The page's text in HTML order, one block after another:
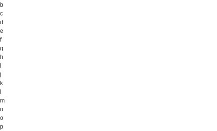
b
c
d
e
f
g
h
i
j
k
m
n
o
p